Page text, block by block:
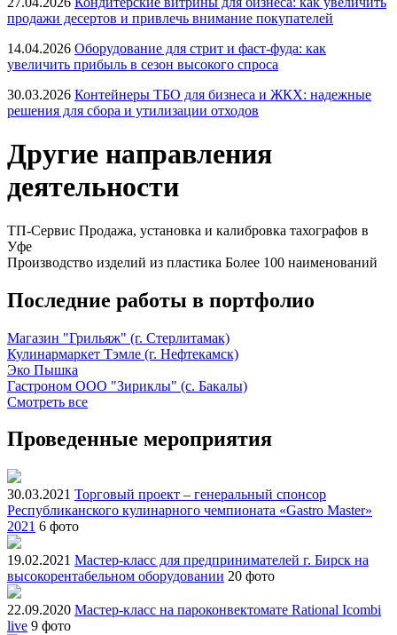
продажи десертов и привлечь внимание покупателей
14.04.2026 Оборудование для стрит и фаст-фуда: как
увеличить прибыль в сезон высокого спроса
30.03.2026 Контейнеры ТБО для бизнеса и ЖКХ: надежные
решения для сбора и утилизации отходов
Другие направления
деятельности
ТП-Сервис Продажа, установка и калибровка тахографов в
Уфе
Производство изделий из пластика Более 100 наименований
Последние работы в портфолио
Магазин "Грильяж" (г. Стерлитамак)
Кулинармаркет Тэмле (г. Нефтекамск)
Эко Пышка
Гастроном ООО "Зириклы" (с. Бакалы)
Смотреть все
Проведенные мероприятия
30.03.2021 Торговый проект – генеральный спонсор
Республиканского кулинарного чемпионата «Gastro Master»
2021 6 фото
19.02.2021 Мастер-класс для предпринимателей г. Бирск на
высокорентабельном оборудовании 20 фото
22.09.2020 Мастер-класс на пароконвектомате Rational Icombi
live 9 фото